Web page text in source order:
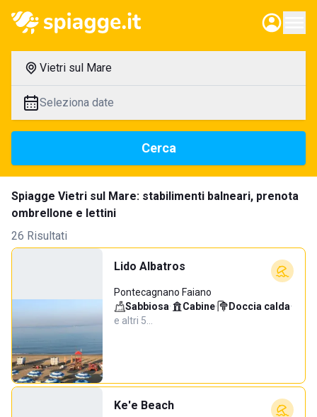
Vietri sul Mare
Seleziona date
Cerca
Spiagge Vietri sul Mare: stabilimenti balneari, prenota
ombrellone e lettini
26 Risultati
Lido Albatros
Pontecagnano Faiano
Sabbiosa· Cabine· Doccia calda·
e altri 5…
Ke'e Beach